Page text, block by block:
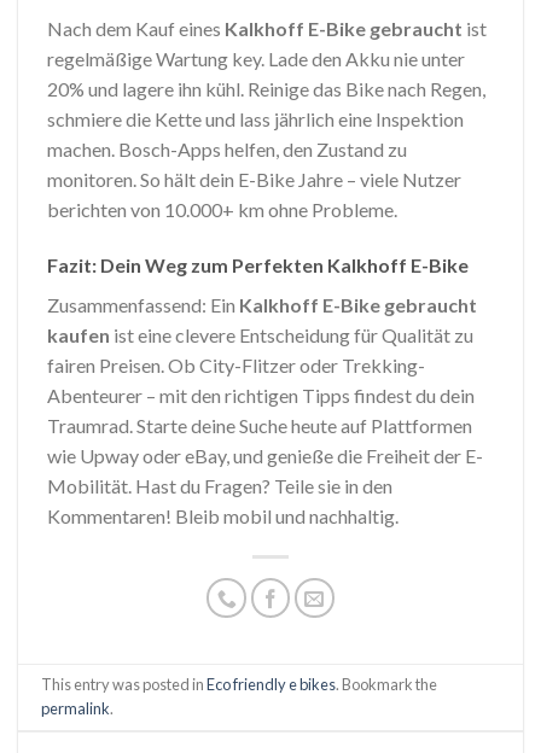
Nach dem Kauf eines Kalkhoff E-Bike gebraucht ist
regelmäßige Wartung key. Lade den Akku nie unter
20% und lagere ihn kühl. Reinige das Bike nach Regen,
schmiere die Kette und lass jährlich eine Inspektion
machen. Bosch-Apps helfen, den Zustand zu
monitoren. So hält dein E-Bike Jahre – viele Nutzer
berichten von 10.000+ km ohne Probleme.
Fazit: Dein Weg zum Perfekten Kalkhoff E-Bike
Zusammenfassend: Ein Kalkhoff E-Bike gebraucht
kaufen ist eine clevere Entscheidung für Qualität zu
fairen Preisen. Ob City-Flitzer oder Trekking-
Abenteurer – mit den richtigen Tipps findest du dein
Traumrad. Starte deine Suche heute auf Plattformen
wie Upway oder eBay, und genieße die Freiheit der E-
Mobilität. Hast du Fragen? Teile sie in den
Kommentaren! Bleib mobil und nachhaltig.
This entry was posted inEco friendly e bikes. Bookmark the
permalink.